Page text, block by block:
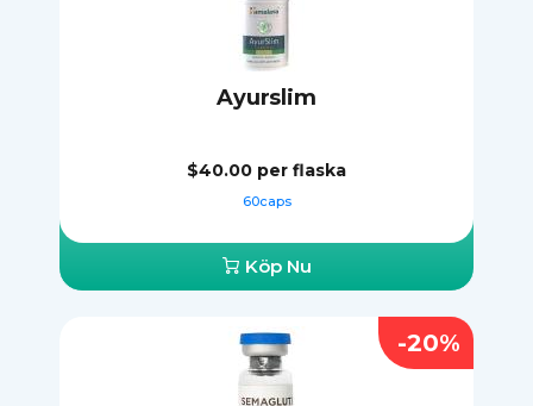
Ayurslim
$40.00 per flaska
60caps
Köp Nu
-20%